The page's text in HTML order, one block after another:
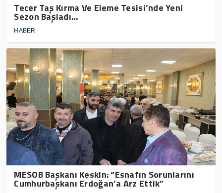
Tecer Taş Kırma Ve Eleme Tesisi’nde Yeni
Sezon Başladı…
HABER
MESOB Başkanı Keskin: “Esnafın Sorunlarını
Cumhurbaşkanı Erdoğan’a Arz Ettik”